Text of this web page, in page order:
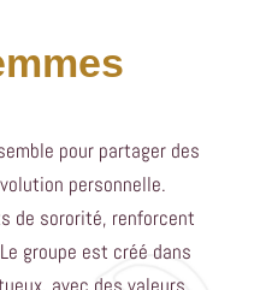
pour partager des
personnelle.
de sororité, renforcent
groupe est créé dans